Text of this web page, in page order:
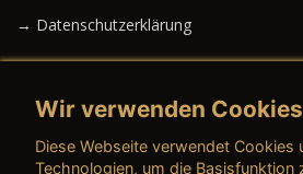
→ Datenschutzerklärung
→ AGB (Gebrauchtwagen)
Wir verwenden Cookies
Diese Webseite verwendet Cookies
Technologien, um die Basisfunktion